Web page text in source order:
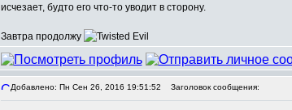
исчезает, будто его что-то уводит в сторону.
Завтра продолжу
Добавлено: Пн Сен 26, 2016 19:51:52 Заголовок сообщения: